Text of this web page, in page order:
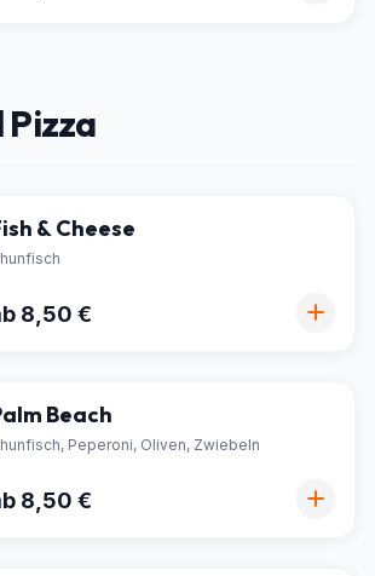
Pizza
& Cheese
8,50 €
Beach
Peperoni, Oliven, Zwiebeln
8,50 €